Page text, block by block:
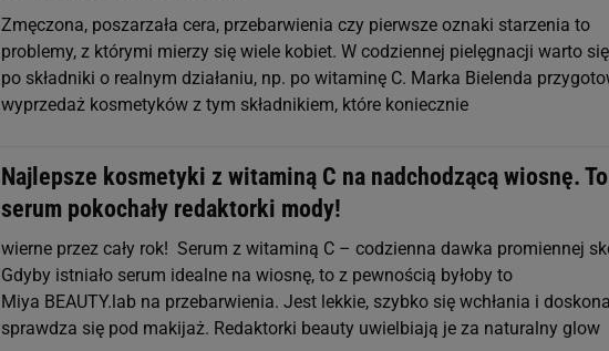
Zmęczona, poszarzała cera, przebarwienia czy pierwsze oznaki starzenia to
problemy, z którymi mierzy się wiele kobiet. W codziennej pielęgnacji warto
po składniki o realnym działaniu, np. po witaminę C. Marka Bielenda
wyprzedaż kosmetyków z tym składnikiem, które koniecznie
Najlepsze kosmetyki z witaminą C na nadchodzącą wiosnę. To
serum pokochały redaktorki mody!
wierne przez cały rok! Serum z witaminą C – codzienna dawka promiennej
Gdyby istniało serum idealne na wiosnę, to z pewnością byłoby to
Miya BEAUTY.lab na przebarwienia. Jest lekkie, szybko się wchłania i
sprawdza się pod makijaż. Redaktorki beauty uwielbiają je za naturalny glow